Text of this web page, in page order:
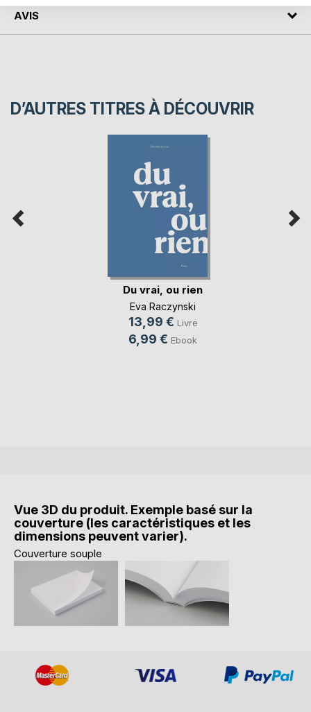
AVIS
D’AUTRES TITRES À DÉCOUVRIR
Du vrai, ou rien
Eva Raczynski
13,99 € Livre
6,99 € Ebook
Vue 3D du produit. Exemple basé sur la
couverture (les caractéristiques et les
dimensions peuvent varier).
Couverture souple